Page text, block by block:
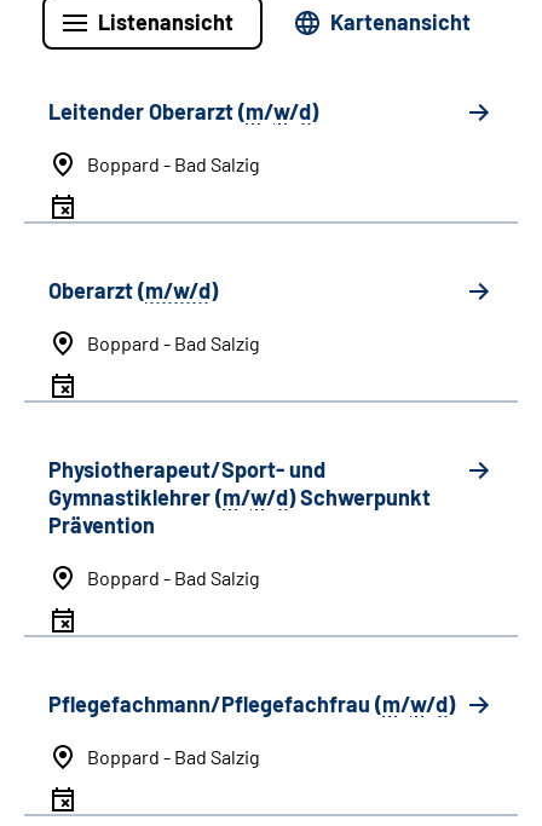
Listenansicht Kartenansicht
Leitender Oberarzt (m/w/d)
Boppard - Bad Salzig
Oberarzt (m/w/d)
Boppard - Bad Salzig
Physiotherapeut/Sport- und
Gymnastiklehrer (m/w/d) Schwerpunkt
Prävention
Boppard - Bad Salzig
Pflegefachmann/Pflegefachfrau (m/w/d)
Boppard - Bad Salzig